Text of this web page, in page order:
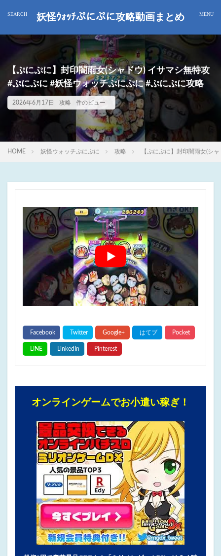
妖怪ｳｫｯﾁぷにぷに攻略動画まとめ
【ぷにぷに】封印闇雨女(シャドウ) イサマシ無特攻
#ぷにぷに #妖怪ウォッチぷにぷに #ぷにぷに攻略
2026年6月17日 攻略 件のビュー
HOME 妖怪ウォッチぷにぷに 攻略 【ぷにぷに】封印闇雨女(シ
オンラインゲームでお小遣い稼ぎ！